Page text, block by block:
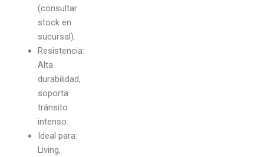
(consultar
stock en
sucursal).
Resistencia:
Alta
durabilidad,
soporta
tránsito
intenso.
Ideal para:
Living,